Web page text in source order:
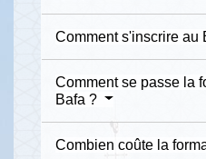
Comment s'inscrire au
Comment se passe la
Bafa ?
Combien coûte la